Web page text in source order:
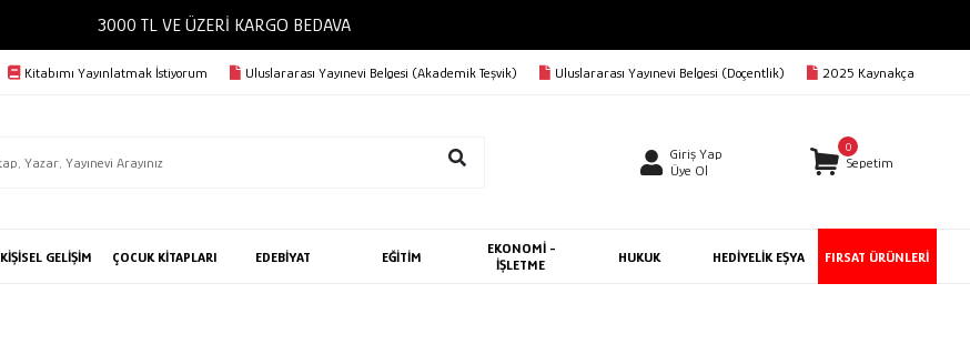
3000 TL VE ÜZERİ KARGO BEDAVA
Kitabımı Yayınlatmak İstiyorum Uluslararası Yayınevi Belgesi (Akademik Teşvik) Uluslararası Yayınevi Belgesi (Doçentlik) 2025 Kaynakça
Giriş Yap
Üye Ol
0
Sepetim
KİŞİSEL GELİŞİM ÇOCUK KİTAPLARI EDEBİYAT EĞİTİM
EKONOMİ -
İŞLETME
HUKUK HEDİYELİK EŞYA FIRSAT ÜRÜNLERİ